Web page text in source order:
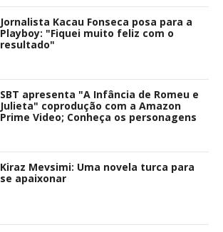
Jornalista Kacau Fonseca posa para a
Playboy: "Fiquei muito feliz com o
resultado"
SBT apresenta "A Infância de Romeu e
Julieta" coprodução com a Amazon
Prime Video; Conheça os personagens
Kiraz Mevsimi: Uma novela turca para
se apaixonar